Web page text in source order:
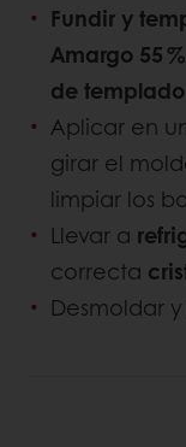
Fundir y
Amargo 55
de
Aplicar en
girar el
limpiar los
Llevar a
correcta
Desmoldar